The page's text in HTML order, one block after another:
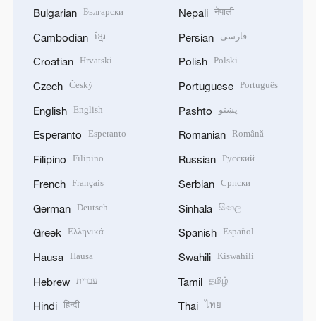
Bulgarian Български
Cambodian ខ្មែរ
Croatian Hrvatski
Czech Český
English English
Esperanto Esperanto
Filipino Filipino
French Français
German Deutsch
Greek Ελληνικά
Hausa Hausa
Hebrew עברית
Hindi हिन्दी
Nepali नेपाली
Persian فارسی
Polish Polski
Portuguese Português
Pashto پښتو
Romanian Română
Russian Русский
Serbian Српски
Sinhala සිංහල
Spanish Español
Swahili Kiswahili
Tamil தமிழ்
Thai ไทย